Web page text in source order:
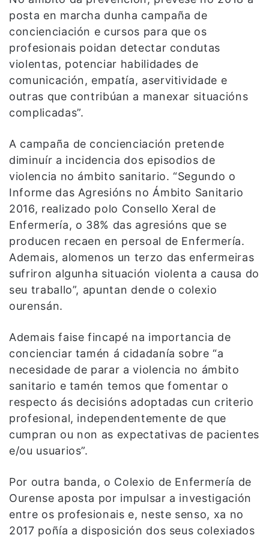
posta en marcha dunha campaña de
concienciación e cursos para que os
profesionais poidan detectar condutas
violentas, potenciar habilidades de
comunicación, empatía, aservitividade e
outras que contribúan a manexar situacións
complicadas”.
A campaña de concienciación pretende
diminuír a incidencia dos episodios de
violencia no ámbito sanitario. “Segundo o
Informe das Agresións no Ámbito Sanitario
2016, realizado polo Consello Xeral de
Enfermería, o 38% das agresións que se
producen recaen en persoal de Enfermería.
Ademais, alomenos un terzo das enfermeiras
sufriron algunha situación violenta a causa do
seu traballo”, apuntan dende o colexio
ourensán.
Ademais faise fincapé na importancia de
concienciar tamén á cidadanía sobre “a
necesidade de parar a violencia no ámbito
sanitario e tamén temos que fomentar o
respecto ás decisións adoptadas cun criterio
profesional, independentemente de que
cumpran ou non as expectativas de pacientes
e/ou usuarios”.
Por outra banda, o Colexio de Enfermería de
Ourense aposta por impulsar a investigación
entre os profesionais e, neste senso, xa no
2017 poñía a disposición dos seus colexiados